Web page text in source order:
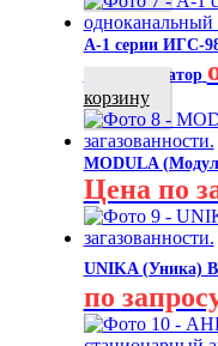
А-1 серии ИГС-
газоанализатор
корзину
MODULA
Цена по
UNIKA (Уника)
по